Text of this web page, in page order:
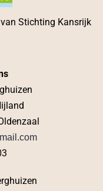
Stichting Kansrijk